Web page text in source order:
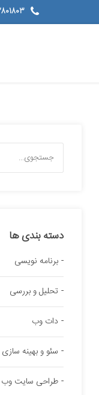
دسته بندی ها
برنامه نویسی
تحلیل و بررسی
دات وب
سئو و بهینه
طراحی سایت